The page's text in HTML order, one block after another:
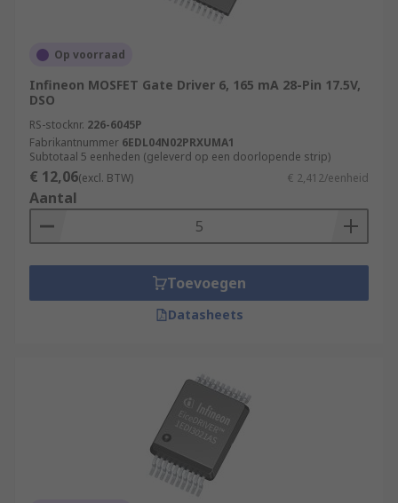
Op voorraad
Infineon MOSFET Gate Driver 6, 165 mA 28-Pin 17.5V,
DSO
RS-stocknr. 226-6045P
Fabrikantnummer 6EDL04N02PRXUMA1
Subtotaal 5 eenheden (geleverd op een doorlopende strip)
€ 12,06(excl. BTW) € 2,412/eenheid
Aantal
Toevoegen
Datasheets